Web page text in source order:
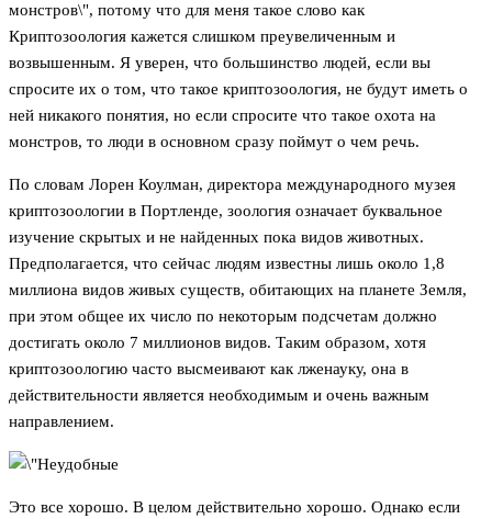
монстров\", потому что для меня такое слово как
Криптозоология кажется слишком преувеличенным и
возвышенным. Я уверен, что большинство людей, если вы
спросите их о том, что такое криптозоология, не будут иметь о
ней никакого понятия, но если спросите что такое охота на
монстров, то люди в основном сразу поймут о чем речь.
По словам Лорен Коулман, директора международного музея
криптозоологии в Портленде, зоология означает буквальное
изучение скрытых и не найденных пока видов животных.
Предполагается, что сейчас людям известны лишь около 1,8
миллиона видов живых существ, обитающих на планете Земля,
при этом общее их число по некоторым подсчетам должно
достигать около 7 миллионов видов. Таким образом, хотя
криптозоологию часто высмеивают как лженауку, она в
действительности является необходимым и очень важным
направлением.
Это все хорошо. В целом действительно хорошо. Однако если